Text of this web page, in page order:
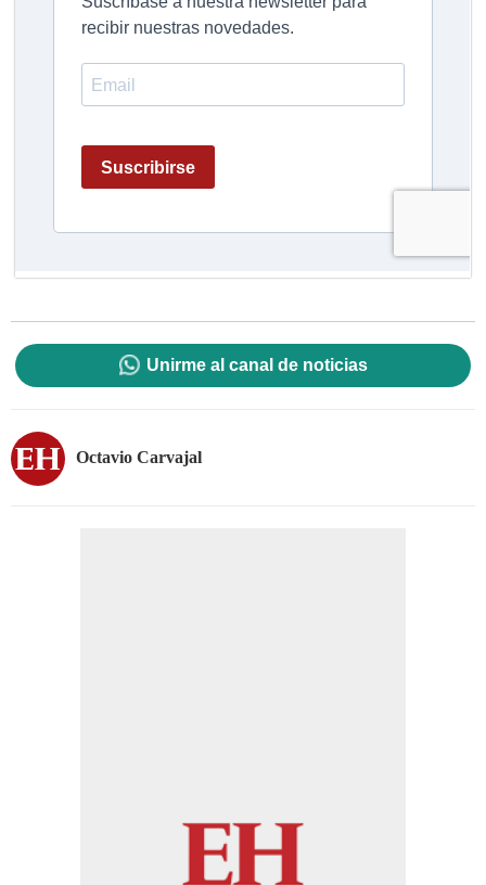
Unirme al canal de noticias
Octavio Carvajal